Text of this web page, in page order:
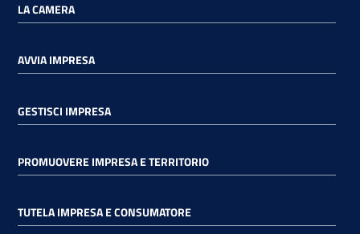
LA CAMERA
AVVIA IMPRESA
GESTISCI IMPRESA
PROMUOVERE IMPRESA E TERRITORIO
TUTELA IMPRESA E CONSUMATORE